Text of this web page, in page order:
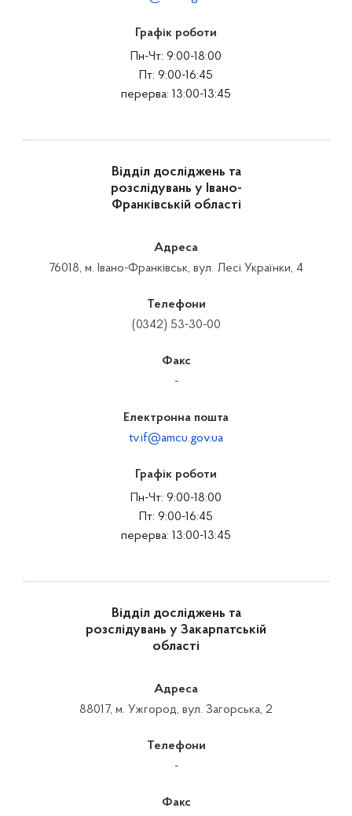
Графік роботи
Пн-Чт: 9:00-18:00
Пт: 9:00-16:45
перерва: 13:00-13:45
Відділ досліджень та
розслідувань у Івано-
Франківській області
Адреса
76018, м. Івано-Франківськ, вул. Лесі Українки, 4
Телефони
(0342) 53-30-00
Факс
-
Електронна пошта
tv.if@amcu.gov.ua
Графік роботи
Пн-Чт: 9:00-18:00
Пт: 9:00-16:45
перерва: 13:00-13:45
Відділ досліджень та
розслідувань у Закарпатській
області
Адреса
88017, м. Ужгород, вул. Загорська, 2
Телефони
-
Факс